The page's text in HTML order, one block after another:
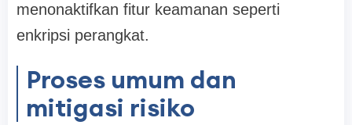
menonaktifkan fitur keamanan seperti
enkripsi perangkat.
Proses umum dan
mitigasi risiko